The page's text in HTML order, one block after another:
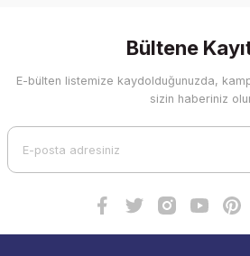
Bültene
E-bülten listemize kaydolduğunuzda,
sizin haberiniz